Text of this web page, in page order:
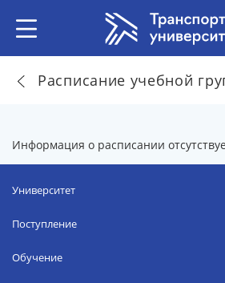
Расписание учебной
Информация о расписании
Университет
Поступление
Обучение